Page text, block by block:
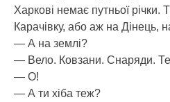
Харкові немає путньої річки.
Карачівку, або аж на Дінець,
— А на землі?
— Вело. Ковзани. Снаряди.
— О!
— А ти хіба теж?